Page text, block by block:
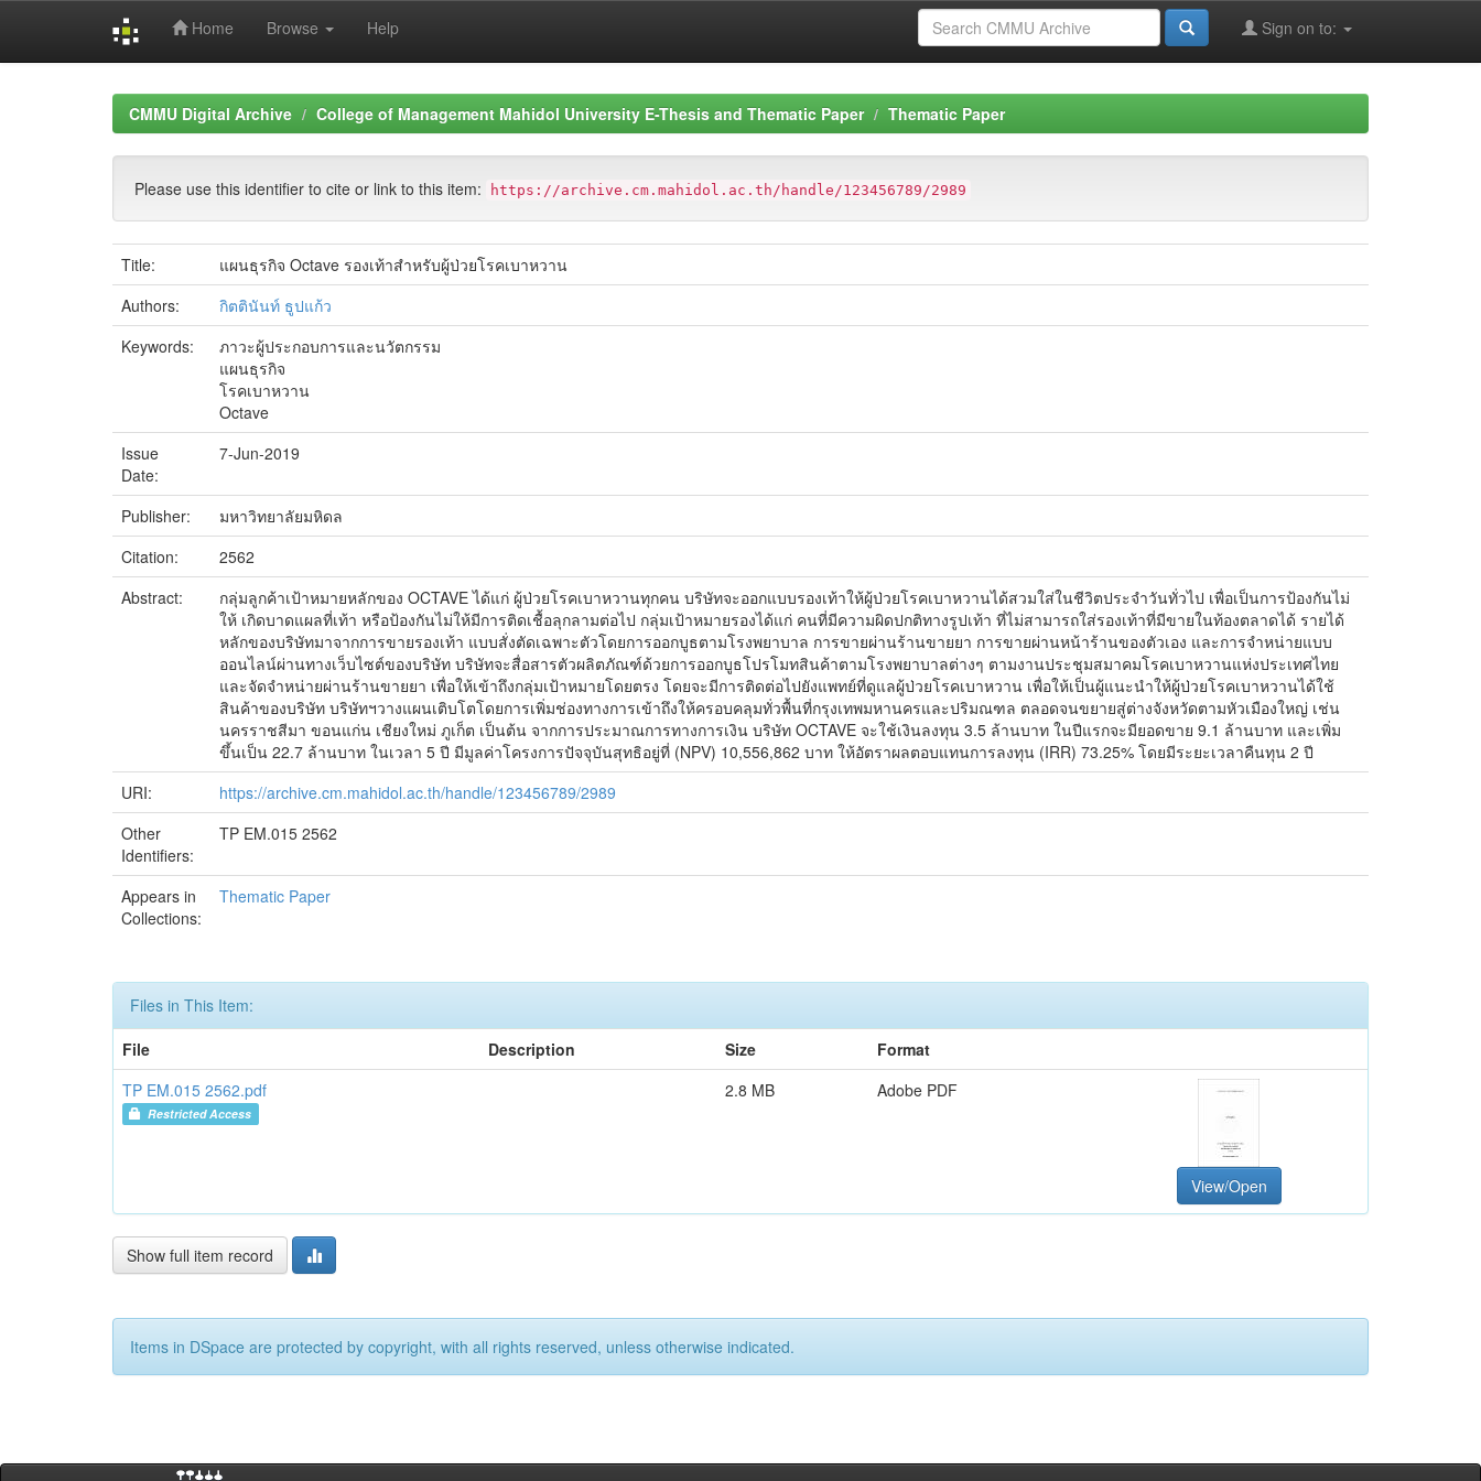
Home Browse Help Sign on to:
CMMU Digital Archive College of Management Mahidol University E-Thesis and Thematic Paper Thematic Paper
Please use this identifier to cite or link to this item: https://archive.cm.mahidol.ac.th/handle/123456789/2989
Title:
แผนธุรกิจ Octave รองเท้าสำหรับผู้ป่วยโรคเบาหวาน
Authors:
กิตตินันท์ ธูปแก้ว
Keywords:
ภาวะผู้ประกอบการและนวัตกรรม
แผนธุรกิจ
โรคเบาหวาน
Octave
Issue
Date:
7-Jun-2019
Publisher:
มหาวิทยาลัยมหิดล
Citation:
2562
Abstract:
กลุ่มลูกค้าเป้าหมายหลักของ OCTAVE ได้แก่ ผู้ป่วยโรคเบาหวานทุกคน บริษัทจะออกแบบรองเท้าให้ผู้ป่วยโรคเบาหวานได้สวมใส่ในชีวิตประจำวันทั่วไป เพื่อเป็นการป้องกันไม่
ให้ เกิดบาดแผลที่เท้า หรือป้องกันไม่ให้มีการติดเชื้อลุกลามต่อไป กลุ่มเป้าหมายรองได้แก่ คนที่มีความผิดปกติทางรูปเท้า ที่ไม่สามารถใส่รองเท้าที่มีขายในท้องตลาดได้ รายได้
หลักของบริษัทมาจากการขายรองเท้า แบบสั่งตัดเฉพาะตัวโดยการออกบูธตามโรงพยาบาล การขายผ่านร้านขายยา การขายผ่านหน้าร้านของตัวเอง และการจำหน่ายแบบ
ออนไลน์ผ่านทางเว็บไซต์ของบริษัท บริษัทจะสื่อสารตัวผลิตภัณฑ์ด้วยการออกบูธโปรโมทสินค้าตามโรงพยาบาลต่างๆ ตามงานประชุมสมาคมโรคเบาหวานแห่งประเทศไทย
และจัดจำหน่ายผ่านร้านขายยา เพื่อให้เข้าถึงกลุ่มเป้าหมายโดยตรง โดยจะมีการติดต่อไปยังแพทย์ที่ดูแลผู้ป่วยโรคเบาหวาน เพื่อให้เป็นผู้แนะนำให้ผู้ป่วยโรคเบาหวานได้ใช้
สินค้าของบริษัท บริษัทฯวางแผนเติบโตโดยการเพิ่มช่องทางการเข้าถึงให้ครอบคลุมทั่วพื้นที่กรุงเทพมหานครและปริมณฑล ตลอดจนขยายสู่ต่างจังหวัดตามหัวเมืองใหญ่ เช่น
นครราชสีมา ขอนแก่น เชียงใหม่ ภูเก็ต เป็นต้น จากการประมาณการทางการเงิน บริษัท OCTAVE จะใช้เงินลงทุน 3.5 ล้านบาท ในปีแรกจะมียอดขาย 9.1 ล้านบาท และเพิ่ม
ขึ้นเป็น 22.7 ล้านบาท ในเวลา 5 ปี มีมูลค่าโครงการปัจจุบันสุทธิอยู่ที่ (NPV) 10,556,862 บาท ให้อัตราผลตอบแทนการลงทุน (IRR) 73.25% โดยมีระยะเวลาคืนทุน 2 ปี
URI:
https://archive.cm.mahidol.ac.th/handle/123456789/2989
Other
Identifiers:
TP EM.015 2562
Appears in
Collections:
Thematic Paper
Files in This Item:
File
Description Size
Format
TP EM.015 2562.pdf
Restricted Access
2.8 MB Adobe PDF
View/Open
Show full item record
Items in DSpace are protected by copyright, with all rights reserved, unless otherwise indicated.